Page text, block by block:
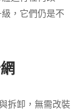
，它們仍是不
拆卸，無需改裝